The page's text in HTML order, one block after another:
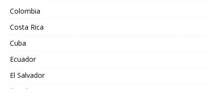
Colombia
Costa Rica
Cuba
Ecuador
El Salvador